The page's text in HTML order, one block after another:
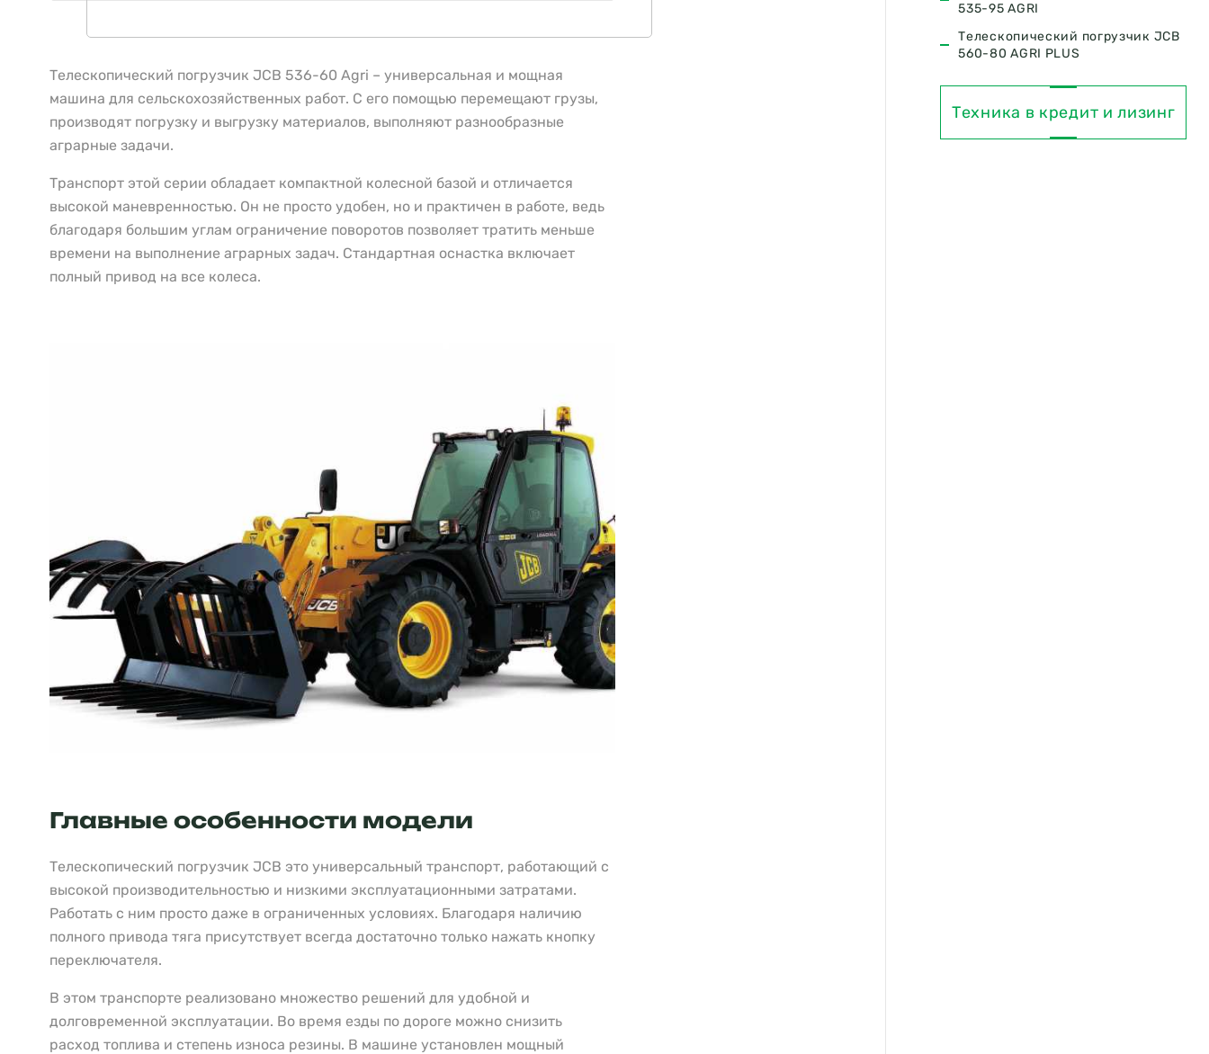
Телескопический погрузчик JCB 536-60 Agri – универсальная и мощная
машина для сельскохозяйственных работ. С его помощью перемещают грузы,
производят погрузку и выгрузку материалов, выполняют разнообразные
аграрные задачи.
Транспорт этой серии обладает компактной колесной базой и отличается
высокой маневренностью. Он не просто удобен, но и практичен в работе, ведь
благодаря большим углам ограничение поворотов позволяет тратить меньше
времени на выполнение аграрных задач. Стандартная оснастка включает
полный привод на все колеса.
Главные особенности модели
Телескопический погрузчик JCB это универсальный транспорт, работающий с
высокой производительностью и низкими эксплуатационными затратами.
Работать с ним просто даже в ограниченных условиях. Благодаря наличию
полного привода тяга присутствует всегда достаточно только нажать кнопку
переключателя.
В этом транспорте реализовано множество решений для удобной и
долговременной эксплуатации. Во время езды по дороге можно снизить
расход топлива и степень износа резины. В машине установлен мощный
535-95 AGRI
Телескопический погрузчик JCB
560-80 AGRI PLUS
Техника в кредит и лизинг